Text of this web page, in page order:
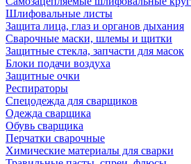
Шлифовальные листы
Защита лица, глаз и органов дыхания
Сварочные маски, шлемы и щитки
Защитные стекла, запчасти для масок
Блоки подачи воздуха
Защитные очки
Респираторы
Спецодежда для сварщиков
Одежда сварщика
Обувь сварщика
Перчатки сварочные
Химические материалы для сварки